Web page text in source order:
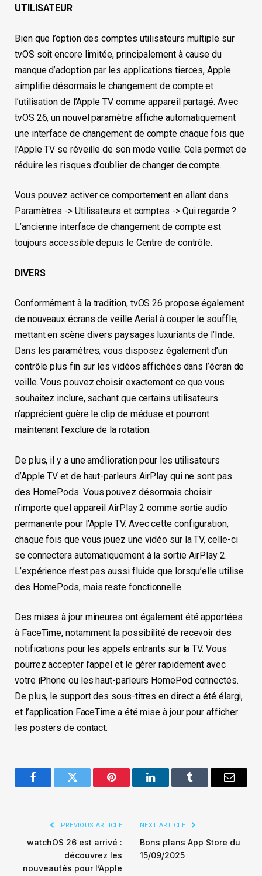
UTILISATEUR
Bien que l’option des comptes utilisateurs multiple sur
tvOS soit encore limitée, principalement à cause du
manque d’adoption par les applications tierces, Apple
simplifie désormais le changement de compte et
l’utilisation de l’Apple TV comme appareil partagé. Avec
tvOS 26, un nouvel paramètre affiche automatiquement
une interface de changement de compte chaque fois que
l’Apple TV se réveille de son mode veille. Cela permet de
réduire les risques d’oublier de changer de compte.
Vous pouvez activer ce comportement en allant dans
Paramètres -> Utilisateurs et comptes -> Qui regarde ?
L’ancienne interface de changement de compte est
toujours accessible depuis le Centre de contrôle.
DIVERS
Conformément à la tradition, tvOS 26 propose également
de nouveaux écrans de veille Aerial à couper le souffle,
mettant en scène divers paysages luxuriants de l’Inde.
Dans les paramètres, vous disposez également d’un
contrôle plus fin sur les vidéos affichées dans l’écran de
veille. Vous pouvez choisir exactement ce que vous
souhaitez inclure, sachant que certains utilisateurs
n’apprécient guère le clip de méduse et pourront
maintenant l’exclure de la rotation.
De plus, il y a une amélioration pour les utilisateurs
d’Apple TV et de haut-parleurs AirPlay qui ne sont pas
des HomePods. Vous pouvez désormais choisir
n’importe quel appareil AirPlay 2 comme sortie audio
permanente pour l’Apple TV. Avec cette configuration,
chaque fois que vous jouez une vidéo sur la TV, celle-ci
se connectera automatiquement à la sortie AirPlay 2.
L’expérience n’est pas aussi fluide que lorsqu’elle utilise
des HomePods, mais reste fonctionnelle.
Des mises à jour mineures ont également été apportées
à FaceTime, notamment la possibilité de recevoir des
notifications pour les appels entrants sur la TV. Vous
pourrez accepter l’appel et le gérer rapidement avec
votre iPhone ou les haut-parleurs HomePod connectés.
De plus, le support des sous-titres en direct a été élargi,
et l’application FaceTime a été mise à jour pour afficher
les posters de contact.
FacebookTwitter Pinterest LinkedInTumblr Email
PREVIOUS ARTICLE
watchOS 26 est arrivé :
découvrez les
nouveautés pour l’Apple
NEXT ARTICLE
Bons plans App Store du
15/09/2025